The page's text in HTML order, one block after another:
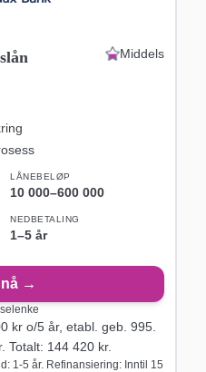
Middels
LÅNEBELØP
10 000–600 000
NEDBETALING
1–5 år
→
kr o/5år, etabl. geb. 995.
Totalt: 144 420 kr.
1-5 år. Refinansiering: Inntil 15